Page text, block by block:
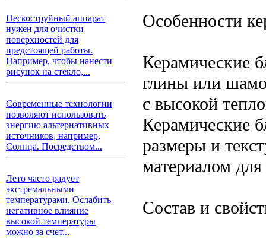
Пескоструйный аппарат
нужен для очистки
поверхностей для
предстоящей работы.
Например, чтобы нанести
рисунок на стекло,...
Современные технологии
позволяют использовать
энергию альтернативных
источников, например,
Солнца. Посредством...
Лето часто радует
экстремальными
температурами. Ослабить
негативное влияние
высокой температуры
можно за счет...
Особенности
Керамические
глины или
с высокой
Керамические
размеры и
материалом для
Состав и